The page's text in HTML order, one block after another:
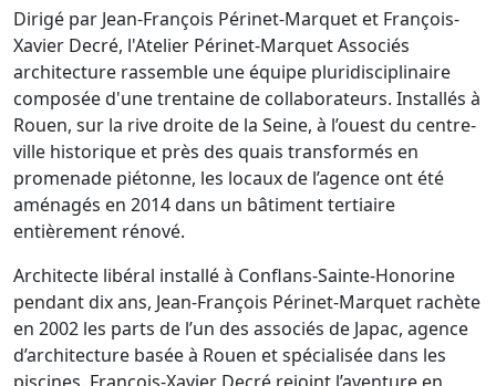
Dirigé par Jean-François Périnet-Marquet et François-
Xavier Decré, l'Atelier Périnet-Marquet Associés
architecture rassemble une équipe pluridisciplinaire
composée d'une trentaine de collaborateurs. Installés à
Rouen, sur la rive droite de la Seine, à l’ouest du centre-
ville historique et près des quais transformés en
promenade piétonne, les locaux de l’agence ont été
aménagés en 2014 dans un bâtiment tertiaire
entièrement rénové.
Architecte libéral installé à Conflans-Sainte-Honorine
pendant dix ans, Jean-François Périnet-Marquet rachète
en 2002 les parts de l’un des associés de Japac, agence
d’architecture basée à Rouen et spécialisée dans les